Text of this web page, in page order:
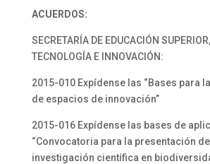
ACUERDOS:
SECRETARÍA DE EDUCACIÓN
TECNOLOGÍA E INNOVACIÓN:
2015-010 Expídense las “Bases para
de espacios de innovación”
2015-016 Expídense las bases de
“Convocatoria para la presentación
investigación científica en